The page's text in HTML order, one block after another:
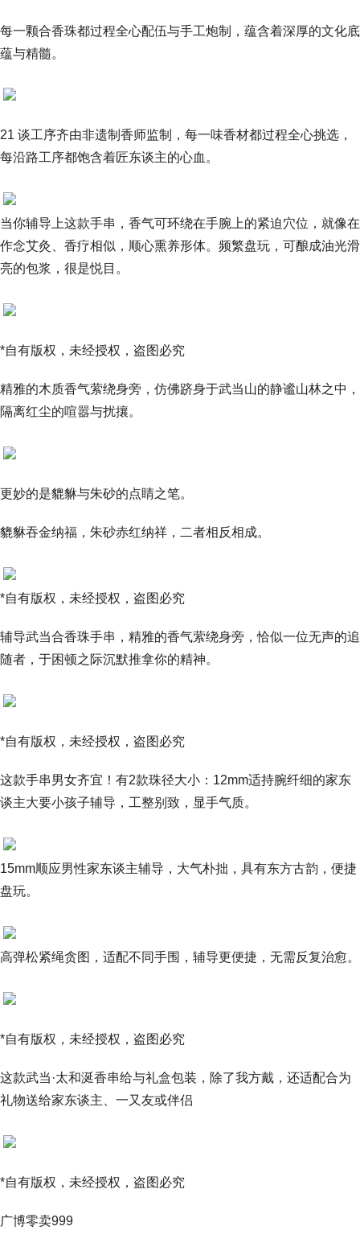
每一颗合香珠都过程全心配伍与手工炮制，蕴含着深厚的文化底
蕴与精髓。
21 谈工序齐由非遗制香师监制，每一味香材都过程全心挑选，
每沿路工序都饱含着匠东谈主的心血。
当你辅导上这款手串，香气可环绕在手腕上的紧迫穴位，就像在
作念艾灸、香疗相似，顺心熏养形体。频繁盘玩，可酿成油光滑
亮的包浆，很是悦目。
*自有版权，未经授权，盗图必究
精雅的木质香气萦绕身旁，仿佛跻身于武当山的静谧山林之中，
隔离红尘的喧嚣与扰攘。
更妙的是貔貅与朱砂的点睛之笔。
貔貅吞金纳福，朱砂赤红纳祥，二者相反相成。
*自有版权，未经授权，盗图必究
辅导武当合香珠手串，精雅的香气萦绕身旁，恰似一位无声的追
随者，于困顿之际沉默推拿你的精神。
*自有版权，未经授权，盗图必究
这款手串男女齐宜！有2款珠径大小：12mm适持腕纤细的家东
谈主大要小孩子辅导，工整别致，显手气质。
15mm顺应男性家东谈主辅导，大气朴拙，具有东方古韵，便捷
盘玩。
高弹松紧绳贪图，适配不同手围，辅导更便捷，无需反复治愈。
*自有版权，未经授权，盗图必究
这款武当·太和涎香串给与礼盒包装，除了我方戴，还适配合为
礼物送给家东谈主、一又友或伴侣
*自有版权，未经授权，盗图必究
广博零卖999